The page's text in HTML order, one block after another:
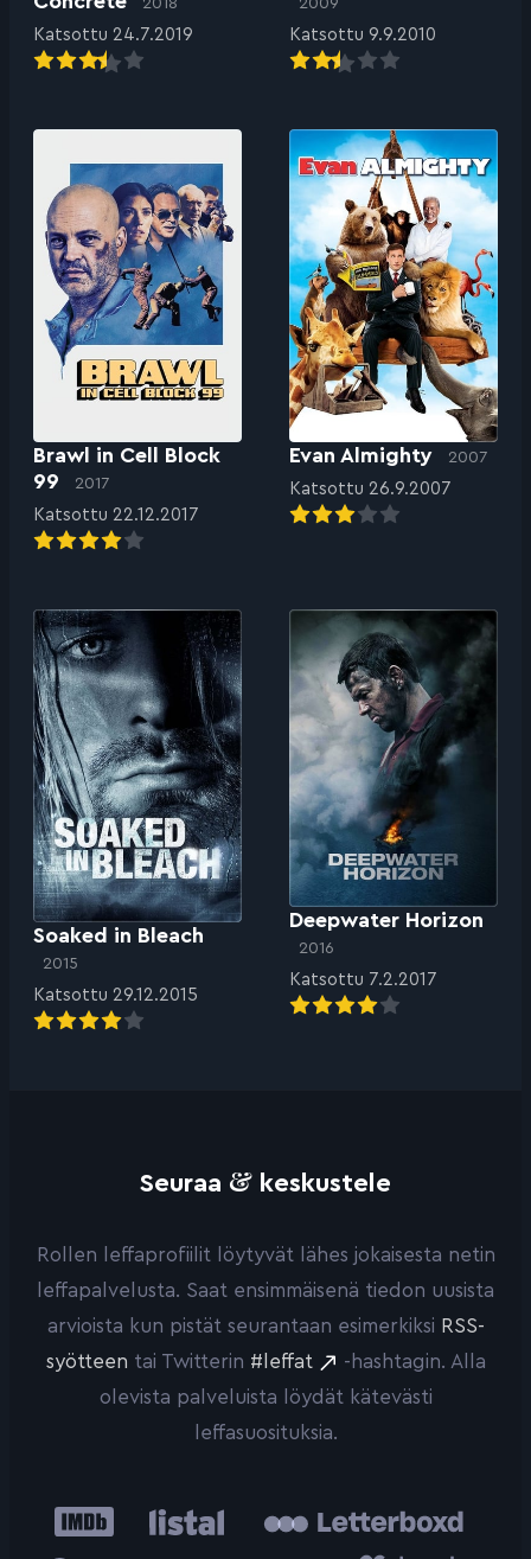
Katsottu 24.7.2019 Katsottu 9.9.2010
Brawl in Cell Block
99
2017
Katsottu 22.12.2017
Evan Almighty 2007
Katsottu 26.9.2007
Soaked in Bleach
2015
Katsottu 29.12.2015
Deepwater Horizon
2016
Katsottu 7.2.2017
Seuraa & keskustele
Rollen leffaprofiilit löytyvät lähes jokaisesta netin
leffapalvelusta. Saat ensimmäisenä tiedon uusista
arvioista kun pistät seurantaan esimerkiksi RSS-
syötteen tai Twitterin #leffat
-hashtagin. Alla
olevista palveluista löydät kätevästi
leffasuosituksia.
IMDb Listal